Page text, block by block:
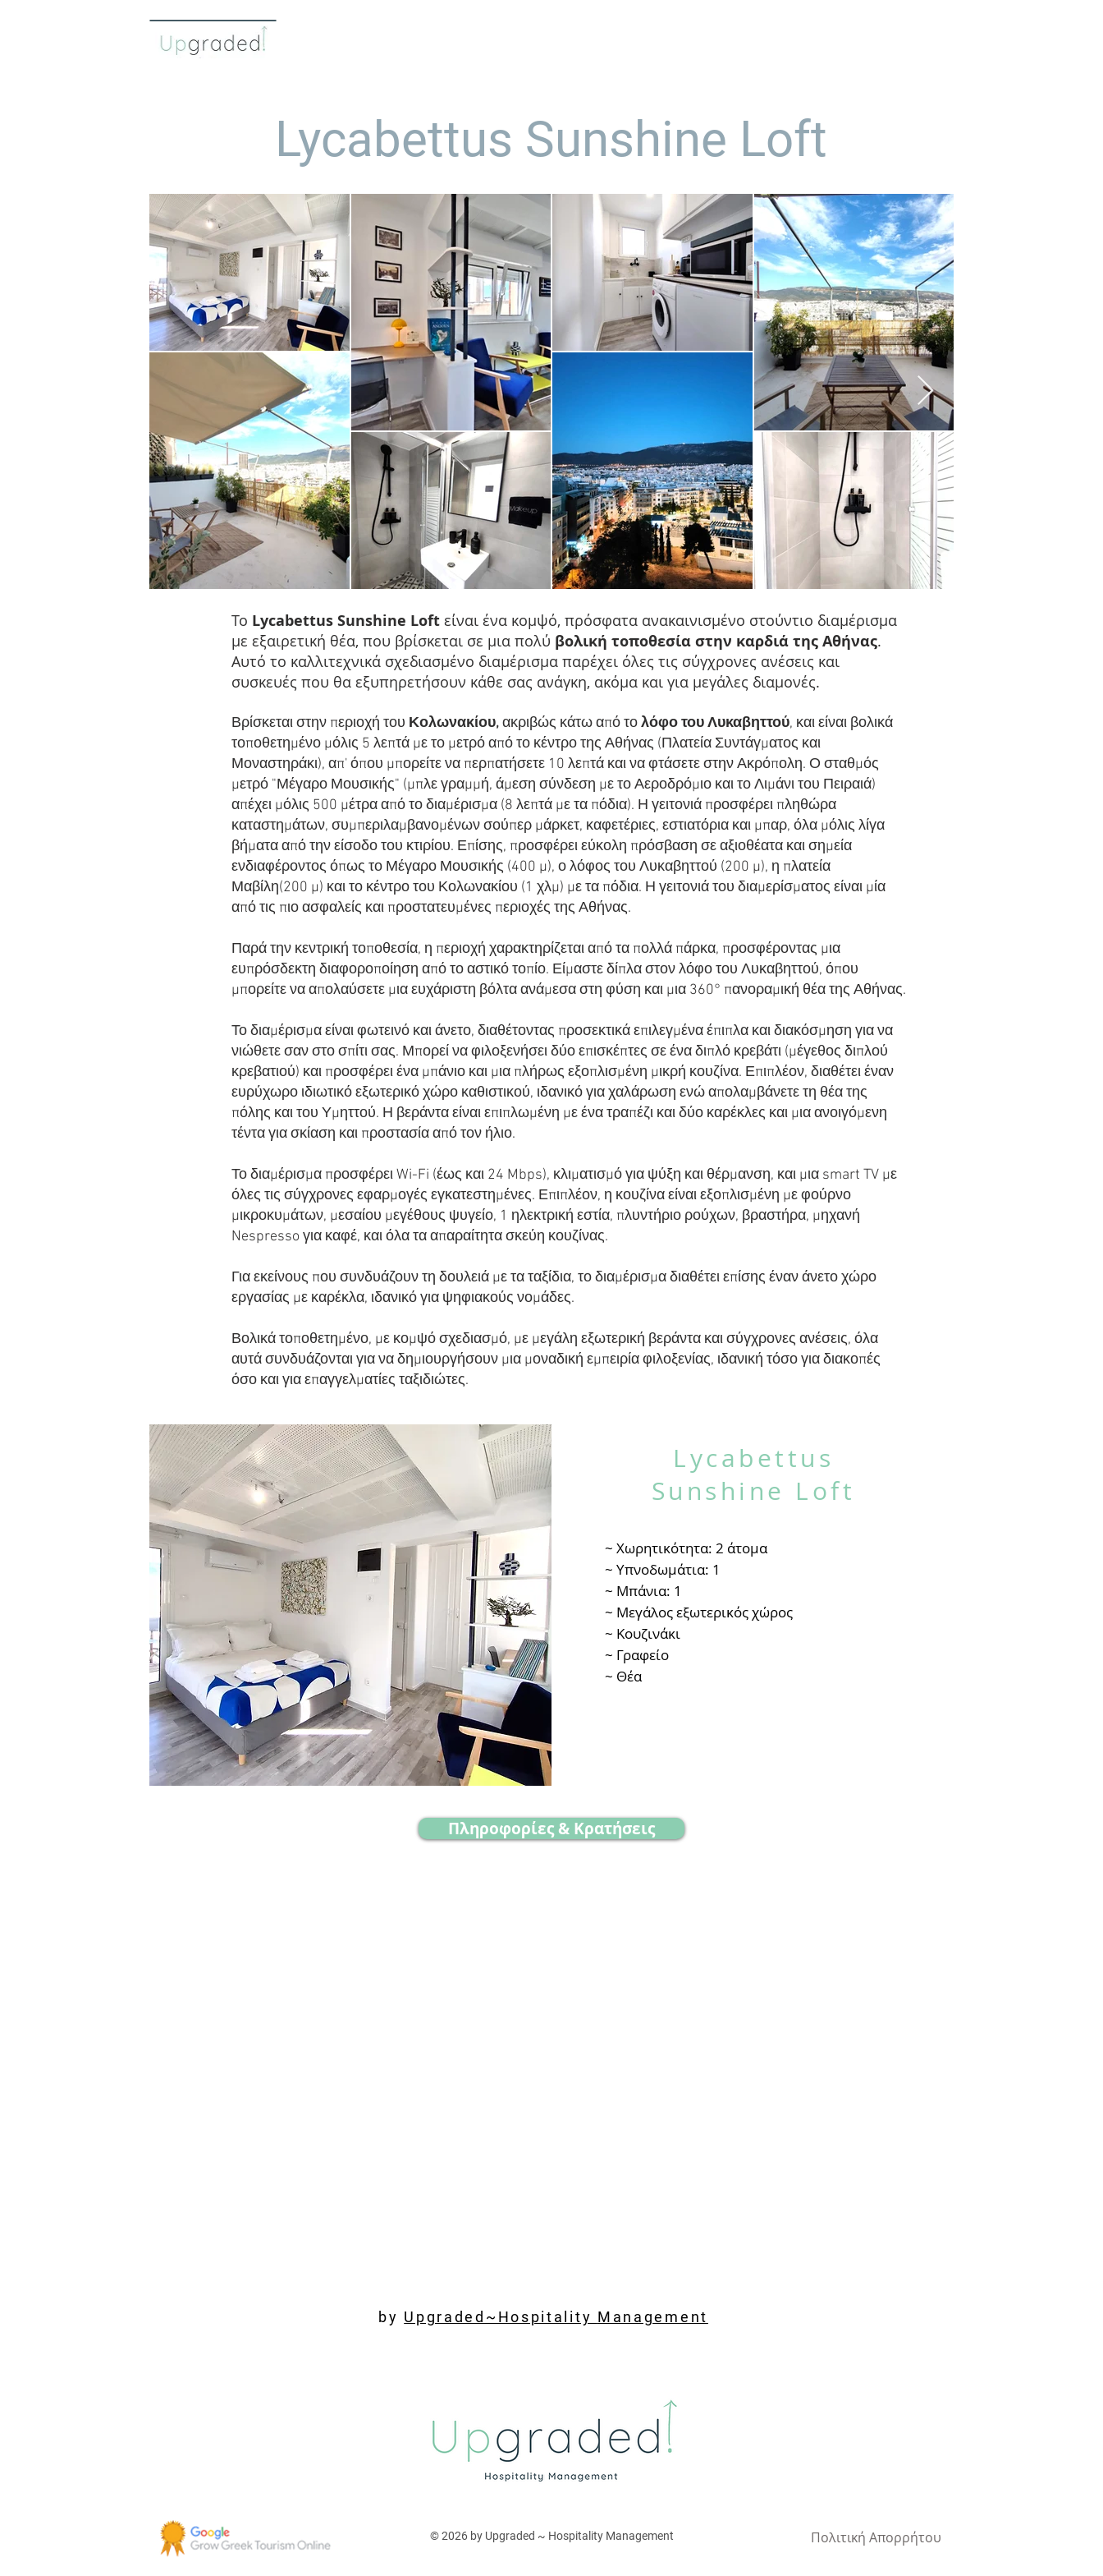
Lycabettus Sunshine Loft
Το Lycabettus Sunshine Loft είναι ένα κομψό, πρόσφατα ανακαινισμένο στούντιο διαμέρισμα
με εξαιρετική θέα, που βρίσκεται σε μια πολύ βολική τοποθεσία στην καρδιά της Αθήνας.
Αυτό το καλλιτεχνικά σχεδιασμένο διαμέρισμα παρέχει όλες τις σύγχρονες ανέσεις και
συσκευές που θα εξυπηρετήσουν κάθε σας ανάγκη, ακόμα και για μεγάλες διαμονές.
Βρίσκεται στην περιοχή του Κολωνακίου,ακριβώς κάτω από τολόφο του Λυκαβηττού, και είναι βολικά
τοποθετημένο μόλις 5 λεπτά με το μετρό από το κέντρο της Αθήνας (Πλατεία Συντάγματος και
Μοναστηράκι), απ' όπου μπορείτε να περπατήσετε 10 λεπτά και να φτάσετε στην Ακρόπολη. Ο σταθμός
μετρό "Μέγαρο Μουσικής" (μπλε γραμμή, άμεση σύνδεση με το Αεροδρόμιο και το Λιμάνι του Πειραιά)
απέχει μόλις 500 μέτρα από το διαμέρισμα (8 λεπτά με τα πόδια). Η γειτονιά προσφέρει πληθώρα
καταστημάτων, συμπεριλαμβανομένων σούπερ μάρκετ, καφετέριες, εστιατόρια και μπαρ, όλα μόλις λίγα
βήματα από την είσοδο του κτιρίου. Επίσης, προσφέρει εύκολη πρόσβαση σε αξιοθέατα και σημεία
ενδιαφέροντος όπως το Μέγαρο Μουσικής (400 μ), ο λόφος του Λυκαβηττού (200 μ), η πλατεία
Μαβίλη(200 μ) και το κέντρο του Κολωνακίου (1 χλμ) με τα πόδια. Η γειτονιά του διαμερίσματος είναι μία
από τις πιο ασφαλείς και προστατευμένες περιοχές της Αθήνας.
Παρά την κεντρική τοποθεσία, η περιοχή χαρακτηρίζεται από τα πολλά πάρκα, προσφέροντας μια
ευπρόσδεκτη διαφοροποίηση από το αστικό τοπίο. Είμαστε δίπλα στον λόφο του Λυκαβηττού, όπου
μπορείτε να απολαύσετε μια ευχάριστη βόλτα ανάμεσα στη φύση και μια 360° πανοραμική θέα της Αθήνας.
Το διαμέρισμα είναι φωτεινό και άνετο, διαθέτοντας προσεκτικά επιλεγμένα έπιπλα και διακόσμηση για να
νιώθετε σαν στο σπίτι σας. Μπορεί να φιλοξενήσει δύο επισκέπτες σε ένα διπλό κρεβάτι (μέγεθος διπλού
κρεβατιού) και προσφέρει ένα μπάνιο και μια πλήρως εξοπλισμένη μικρή κουζίνα. Επιπλέον, διαθέτει έναν
ευρύχωρο ιδιωτικό εξωτερικό χώρο καθιστικού, ιδανικό για χαλάρωση ενώ απολαμβάνετε τη θέα της
πόλης και του Υμηττού. Η βεράντα είναι επιπλωμένη με ένα τραπέζι και δύο καρέκλες και μια ανοιγόμενη
τέντα για σκίαση και προστασία από τον ήλιο.
Το διαμέρισμα προσφέρει Wi-Fi (έως και 24 Mbps), κλιματισμό για ψύξη και θέρμανση, και μια smart TV με
όλες τις σύγχρονες εφαρμογές εγκατεστημένες. Επιπλέον, η κουζίνα είναι εξοπλισμένη με φούρνο
μικροκυμάτων, μεσαίου μεγέθους ψυγείο, 1 ηλεκτρική εστία, πλυντήριο ρούχων, βραστήρα, μηχανή
Nespresso για καφέ, και όλα τα απαραίτητα σκεύη κουζίνας.
Για εκείνους που συνδυάζουν τη δουλειά με τα ταξίδια, το διαμέρισμα διαθέτει επίσης έναν άνετο χώρο
εργασίας με καρέκλα, ιδανικό για ψηφιακούς νομάδες.
Βολικά τοποθετημένο, με κομψό σχεδιασμό, με μεγάλη εξωτερική βεράντα και σύγχρονες ανέσεις, όλα
αυτά συνδυάζονται για να δημιουργήσουν μια μοναδική εμπειρία φιλοξενίας, ιδανική τόσο για διακοπές
όσο και για επαγγελματίες ταξιδιώτες.
Lycabettus
Sunshine Loft
~ Χωρητικότητα: 2 άτομα
~ Υπνοδωμάτια: 1
~ Μπάνια: 1
~ Μεγάλος εξωτερικός χώρος
~ Κουζινάκι
~ Γραφείο
~ Θέα
Πληροφορίες & Κρατήσεις
by Upgraded~Hospitality Management
© 2026 by Upgraded ~ Hospitality Management Πολιτική Απορρήτου